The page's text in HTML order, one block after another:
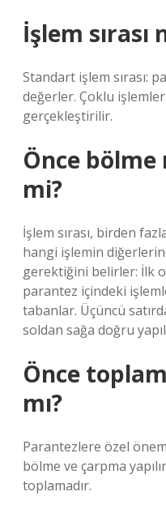
İşlem sırası
Standart işlem sırası:
değerler. Çoklu
gerçekleştirilir.
Önce
mi?
İşlem sırası, birden
hangi işlemin
gerektiğini belirler: İlk
parantez içindeki
tabanlar. Üçüncü
soldan sağa doğru
Önce
mı?
Parantezlere özel
bölme ve çarpma
toplamadır.